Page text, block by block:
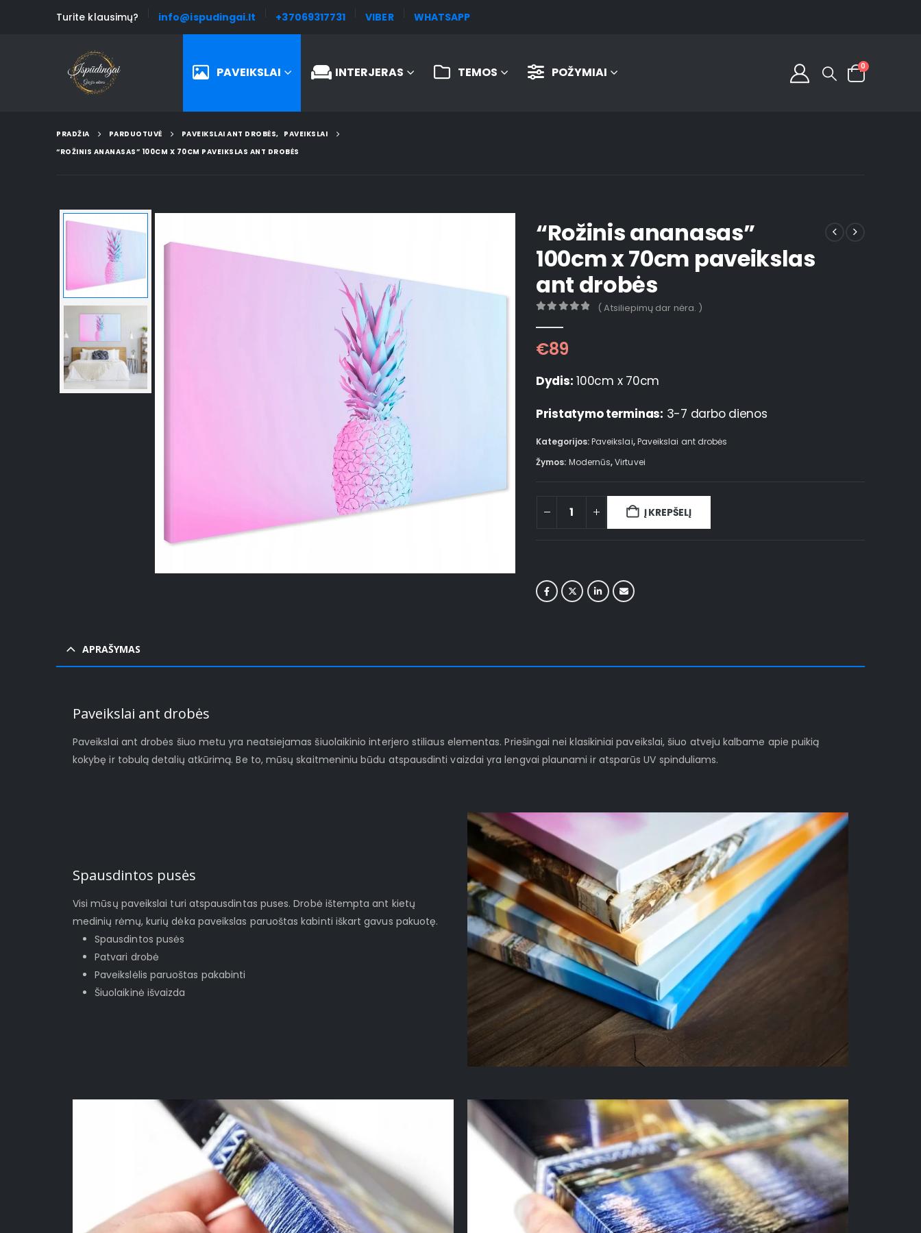
Turite klausimų? info@ispudingai.lt +37069317731 VIBER WHATSAPP
PAVEIKSLAI INTERJERAS TEMOS POŽYMIAI 0
PRADŽIA PARDUOTUVĖ PAVEIKSLAI ANT DROBĖS, PAVEIKSLAI
“ROŽINIS ANANASAS” 100CM X 70CM PAVEIKSLAS ANT DROBĖS
“Rožinis ananasas”
100cm x 70cm paveikslas
ant drobės
( Atsiliepimų dar nėra. )
€89
Dydis: 100cm x 70cm
Pristatymo terminas: 3-7 darbo dienos
Kategorijos:Paveikslai,Paveikslai ant drobės
Žymos: Modernūs,Virtuvei
Į KREPŠELĮ
APRAŠYMAS
Paveikslai ant drobės
Paveikslai ant drobės šiuo metu yra neatsiejamas šiuolaikinio interjero stiliaus elementas. Priešingai nei klasikiniai paveikslai, šiuo atveju kalbame apie puikią
kokybę ir tobulą detalių atkūrimą. Be to, mūsų skaitmeniniu būdu atspausdinti vaizdai yra lengvai plaunami ir atsparūs UV spinduliams.
Spausdintos pusės
Visi mūsų paveikslai turi atspausdintas puses. Drobė ištempta ant kietų
medinių rėmų, kurių dėka paveikslas paruoštas kabinti iškart gavus pakuotę.
Spausdintos pusės
Patvari drobė
Paveikslėlis paruoštas pakabinti
Šiuolaikinė išvaizda